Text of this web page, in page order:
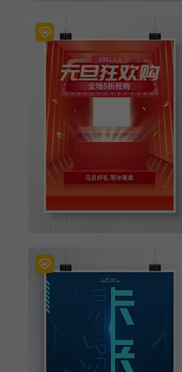
双12打折促销海报双十二狂欢来袭简约海报